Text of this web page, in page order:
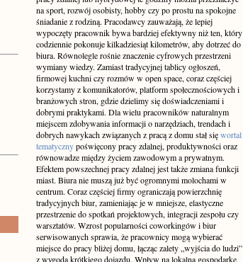
na sport, rozwój osobisty, hobby czy po prostu na spokojne
śniadanie z rodziną. Pracodawcy zauważają, że lepiej
wypoczęty pracownik bywa bardziej efektywny niż ten, który
codziennie pokonuje kilkadziesiąt kilometrów, aby dotrzeć do
biura. Równolegle rośnie znaczenie cyfrowych przestrzeni
wymiany wiedzy. Zamiast tradycyjnej tablicy ogłoszeń,
firmowej kuchni czy rozmów w open space, coraz częściej
korzystamy z komunikatorów, platform społecznościowych i
branżowych stron, gdzie dzielimy się doświadczeniami i
dobrymi praktykami. Dla wielu pracowników naturalnym
miejscem zdobywania informacji o narzędziach, trendach i
dobrych nawykach związanych z pracą z domu stał sięwortal
tematycznypoświęcony pracy zdalnej, produktywności oraz
równowadze między życiem zawodowym a prywatnym.
Efektem powszechnej pracy zdalnej jest także zmiana funkcji
miast. Biura nie muszą już być ogromnymi molochami w
centrum. Coraz częściej firmy ograniczają powierzchnię
tradycyjnych biur, zamieniając je w mniejsze, elastyczne
przestrzenie do spotkań projektowych, integracji zespołu czy
warsztatów. Wzrost popularności coworkingów i biur
serwisowanych sprawia, że pracownicy mogą wybierać
miejsce do pracy bliżej domu, łącząc zalety „wyjścia do ludzi”
z wygodą krótkiego dojazdu. Wpływ na lokalną gospodarkę